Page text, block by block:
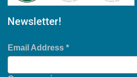
Newsletter!
Email Address *